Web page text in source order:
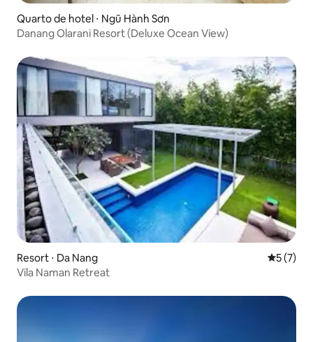
Quarto de hotel ⋅ Ngũ Hành Sơn
Danang Olarani Resort (Deluxe Ocean View)
Resort ⋅ Da Nang 5 de
5 (7)
Vila Naman Retreat